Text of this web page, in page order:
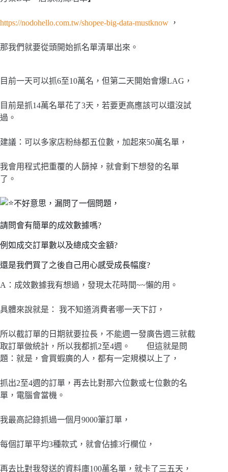
https://nodohello.com.tw/shopee-big-data-mustknow ，
那我們就要從頭開始抓名單清單出來。
目前一天可以抓6至10萬名，但第二天開始會爆LAG，
目前是抓14萬名單花了3天，若要更高應該可以還沒試
過。
建議：可以多家店粉絲都五位數，加起來50萬名單，
我會用程式把重覆的人篩掉，就會剩下想發的名單
了。
不好意思，漏問了一個問題，
請問會有簡單的成效數據嗎?
例如成交訂單數以及總成交金額?
還是我們買了之後自己用心感受成長幅度?
A：成效數據我有想過，發現太花時間~~懶的用。
具體來說就是： 我不知道消費者哪一天下訂，
所以截訂單的日期就要拉長，不能週一發廣告週三就截
取訂單做統計，所以我都抓2至4週。 但這就是問
題：就是，會買蝦廣的人，都有一定規模以上了，
抓出2至4週的訂單，再去比對那六位數或七位數的名
單，電腦會當機。
我最高記錄抓過一個月9000筆訂單，
每個訂單平均3種款式，就會佔據3行欄位，
再去比對我發送的資料庫100萬名單，就卡了三五天，